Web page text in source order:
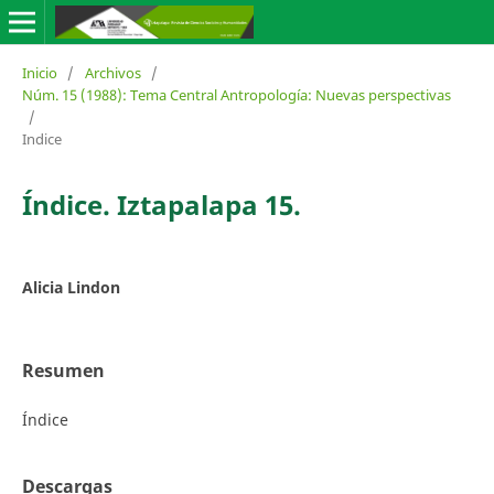
Inicio / Archivos /
Núm. 15 (1988): Tema Central Antropología: Nuevas perspectivas
/
Indice
Índice. Iztapalapa 15.
Alicia Lindon
Resumen
Índice
Descargas